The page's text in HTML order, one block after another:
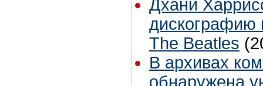
Дхани
дискографию
The Beatles
В архивах
обнаружена